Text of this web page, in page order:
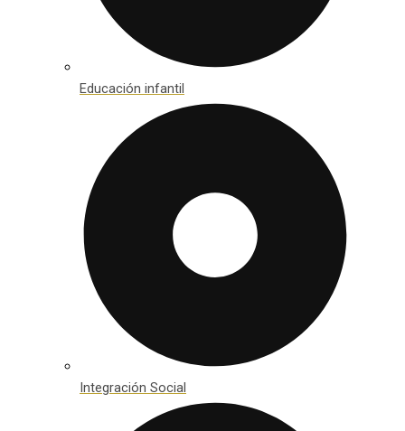
Educación infantil
Integración Social